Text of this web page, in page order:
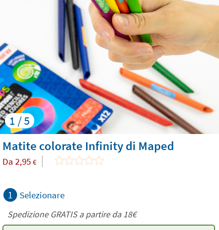
1 / 5
Matite colorate Infinity di Maped
Da 2,95 €
1 Selezionare
Spedizione GRATIS a partire da18€